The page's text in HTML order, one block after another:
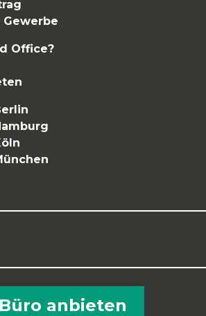
Office?
Büro anbieten